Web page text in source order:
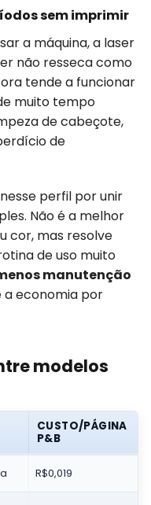
sem imprimir
a máquina, a laser
não resseca como
tende a funcionar
muito tempo
de cabeçote,
de
perfil por unir
Não é a melhor
cor, mas resolve
de uso muito
manutenção
a economia por
modelos
CUSTO/PÁGINA
P&B
R$0,019